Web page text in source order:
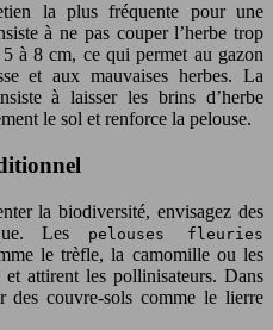
la plus fréquente pour une
à ne pas couper l’herbe trop
à 8 cm, ce qui permet au gazon
et aux mauvaises herbes. La
à laisser les brins d’herbe
le sol et renforce la pelouse.
la biodiversité, envisagez des
Les
pelouses fleuries
le trèfle, la camomille ou les
attirent les pollinisateurs. Dans
des couvre-sols comme le lierre